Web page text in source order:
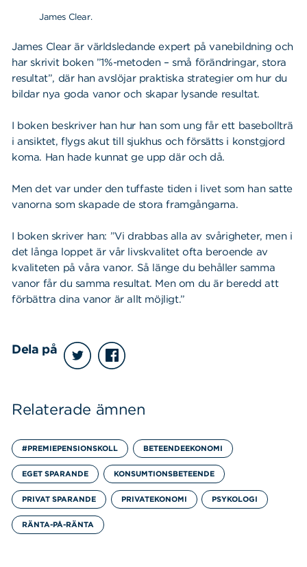
James Clear.
James Clear är världsledande expert på vanebildning och
har skrivit boken ”1%-metoden – små förändringar, stora
resultat”, där han avslöjar praktiska strategier om hur du
bildar nya goda vanor och skapar lysande resultat.
I boken beskriver han hur han som ung får ett basebollträ
i ansiktet, flygs akut till sjukhus och försätts i konstgjord
koma. Han hade kunnat ge upp där och då.
Men det var under den tuffaste tiden i livet som han satte
vanorna som skapade de stora framgångarna.
I boken skriver han: ”Vi drabbas alla av svårigheter, men i
det långa loppet är vår livskvalitet ofta beroende av
kvaliteten på våra vanor. Så länge du behåller samma
vanor får du samma resultat. Men om du är beredd att
förbättra dina vanor är allt möjligt.”
Dela på
Relaterade ämnen
#PREMIEPENSIONSKOLL BETEENDEEKONOMI
EGET SPARANDE KONSUMTIONSBETEENDE
PRIVAT SPARANDE PRIVATEKONOMI PSYKOLOGI
RÄNTA-PÅ-RÄNTA
Sök på sidan:Sök
efter: